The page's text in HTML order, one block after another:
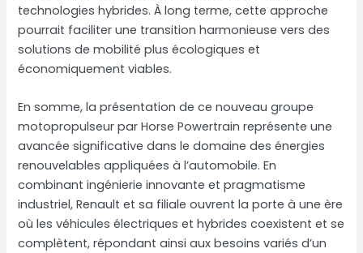
technologies hybrides. À long terme, cette approche
pourrait faciliter une transition harmonieuse vers des
solutions de mobilité plus écologiques et
économiquement viables.
En somme, la présentation de ce nouveau groupe
motopropulseur par Horse Powertrain représente une
avancée significative dans le domaine des énergies
renouvelables appliquées à l’automobile. En
combinant ingénierie innovante et pragmatisme
industriel, Renault et sa filiale ouvrent la porte à une ère
où les véhicules électriques et hybrides coexistent et se
complètent, répondant ainsi aux besoins variés d’un